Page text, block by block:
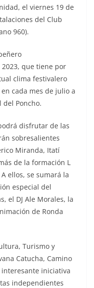
el viernes 19 de
del Club
960).
que tiene por
clima festivalero
cada mes de julio a
del Poncho.
disfrutar de las
sobresalientes
Miranda, Itatí
de la formación L
ellos, se sumará la
especial del
el DJ Ale Morales, la
de Ronda
Turismo y
Catucha, Camino
interesante iniciativa
independientes